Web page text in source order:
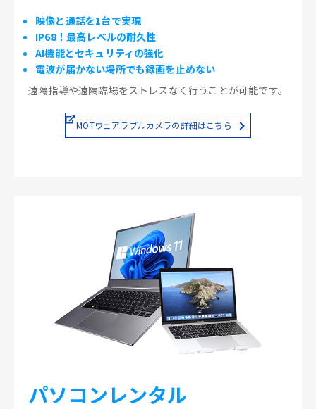
映像と通話を1台で実現
IP68！最高レベルの耐久性
AI機能とセキュリティの強化
電波が届かない場所でも録画を止めない
遠隔指導や遠隔臨場をストレスなく行うことが可能です。
MOTウェアラブルカメラの詳細はこちら
パソコンレンタル